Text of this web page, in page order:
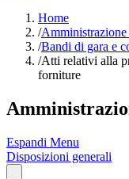
Home
/Amministrazione
/Bandi di gara e
/Atti relativi alla
forniture
Espandi Menu
Disposizioni generali